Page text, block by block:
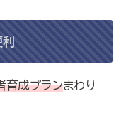
育成プランまわり